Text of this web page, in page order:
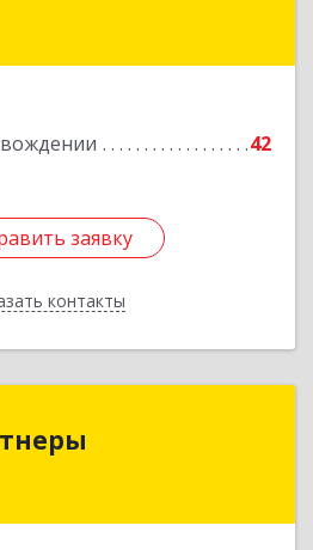
42
заявку
контакты
заявку
Назад
Феодосия г, Крымская ул,